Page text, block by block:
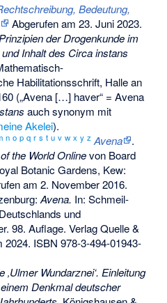
Bedeutung,
Abgerufen am 23. Juni 2023.
Prinzipien der Drogenkunde im
Inhalt des Circa instans
Habilitationsschrift, Halle an
(„Avena […] haver“ = Avena
auch synonym mit
Akelei).
n o p q r s t u v w x y z Avena
.
the World Onlinevon Board
Botanic Gardens, Kew:
am 2. November 2016.
Avena. In: Schmeil-
und
98. Auflage. Verlag Quelle &
2024. ISBN 978-3-494-01943-
‚Ulmer Wundarznei‘. Einleitung
Denkmal deutscher